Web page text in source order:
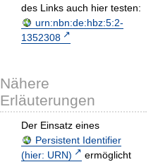
des Links auch hier testen:
urn:nbn:de:hbz:5:2-
1352308
Nähere
Erläuterungen
Der Einsatz eines
Persistent Identifier
(hier: URN)
ermöglicht